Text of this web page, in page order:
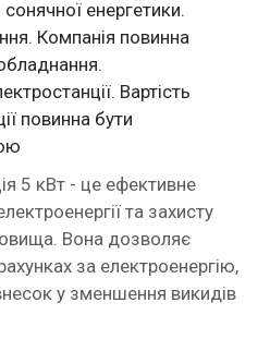
енергетики.
Компанія повинна
Вартість
повинна бути
5 кВт - це ефективне
та захисту
Вона дозволяє
за електроенергію,
у зменшення викидів